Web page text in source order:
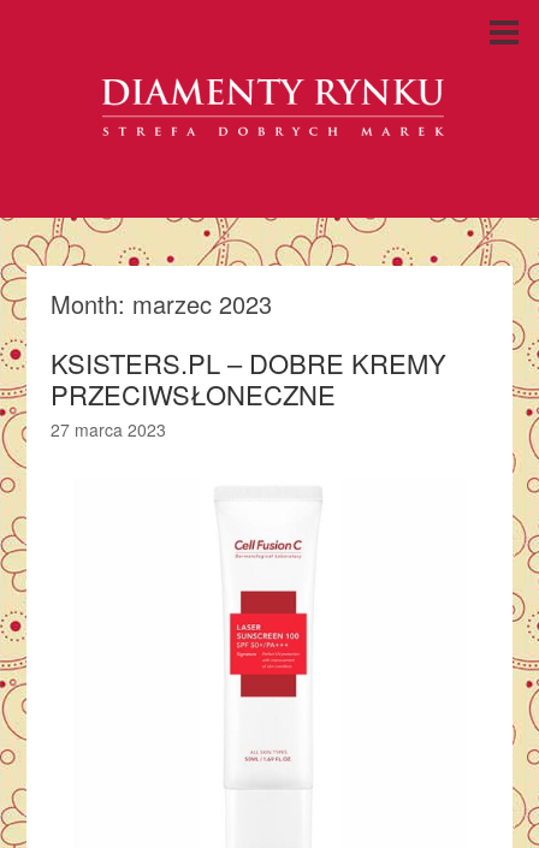
Month: marzec 2023
KSISTERS.PL – DOBRE KREMY
PRZECIWSŁONECZNE
27 marca 2023